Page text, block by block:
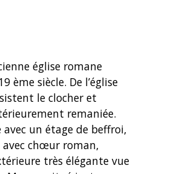
église romane
ème siècle. De l’église
le clocher et
remaniée.
avec un étage de beffroi,
avec chœur roman,
très élégante vue